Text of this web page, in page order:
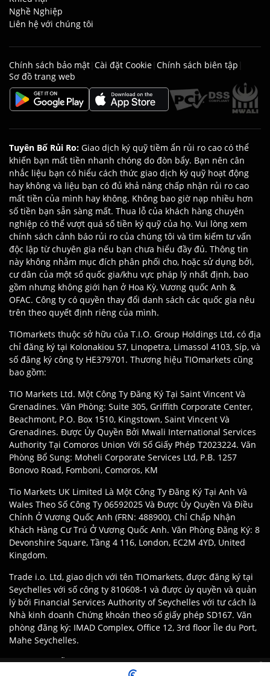
Nghề Nghiệp
Liên hệ với chúng tôi
Chính sách bảo mật| Cài đặt Cookie| Chính sách biên tập |
Sơ đồ trang web
Tuyên Bố Rủi Ro: Giao dịch ký quỹ tiềm ẩn rủi ro cao có thể
khiến bạn mất tiền nhanh chóng do đòn bẩy. Bạn nên cân
nhắc liệu bạn có hiểu cách thức giao dịch ký quỹ hoạt động
hay không và liệu bạn có đủ khả năng chấp nhận rủi ro cao
mất tiền của mình hay không. Không bao giờ nạp nhiều hơn
số tiền bạn sẵn sàng mất. Thua lỗ của khách hàng chuyên
nghiệp có thể vượt quá số tiền ký quỹ của họ. Vui lòng xem
chính sách cảnh báo rủi ro của chúng tôi và tìm kiếm tư vấn
độc lập từ chuyên gia nếu bạn chưa hiểu đầy đủ. Thông tin
này không nhằm mục đích phân phối cho, hoặc sử dụng bởi,
cư dân của một số quốc gia/khu vực pháp lý nhất định, bao
gồm nhưng không giới hạn ở Hoa Kỳ, Vương quốc Anh &
OFAC. Công ty có quyền thay đổi danh sách các quốc gia nêu
trên theo quyết định riêng của mình.
TIOmarkets thuộc sở hữu của T.I.O. Group Holdings Ltd, có địa
chỉ đăng ký tại Kolonakiou 57, Linopetra, Limassol 4103, Síp, và
số đăng ký công ty HE379701. Thương hiệu TIOmarkets cũng
bao gồm:
TIO Markets Ltd. Một Công Ty Đăng Ký Tại Saint Vincent Và
Grenadines. Văn Phòng: Suite 305, Griffith Corporate Center,
Beachmont, P.O. Box 1510, Kingstown, Saint Vincent Và
Grenadines. Được Ủy Quyền Bởi Mwali International Services
Authority Tại Comoros Union Với Số Giấy Phép T2023224. Văn
Phòng Bổ Sung: Moheli Corporate Services Ltd, P.B. 1257
Bonovo Road, Fomboni, Comoros, KM
Tio Markets UK Limited Là Một Công Ty Đăng Ký Tại Anh Và
Wales Theo Số Công Ty 06592025 Và Được Ủy Quyền Và Điều
Chỉnh Ở Vương Quốc Anh (FRN: 488900), Chỉ Chấp Nhận
Khách Hàng Cư Trú Ở Vương Quốc Anh. Văn Phòng Đăng Ký: 8
Devonshire Square, Tầng 4 116, London, EC2M 4YD, United
Kingdom.
Trade i.o. Ltd, giao dịch với tên TIOmarkets, được đăng ký tại
Seychelles với số công ty 810608-1 và được ủy quyền và quản
lý bởi Financial Services Authority of Seychelles với tư cách là
Nhà kinh doanh Chứng khoán theo số giấy phép SD167. Văn
phòng đăng ký: IMAD Complex, Office 12, 3rd floor Île du Port,
Mahe Seychelles.
Tuyên Bố Miễn Trách Nhiệm: Khách Hàng Có Trách Nhiệm